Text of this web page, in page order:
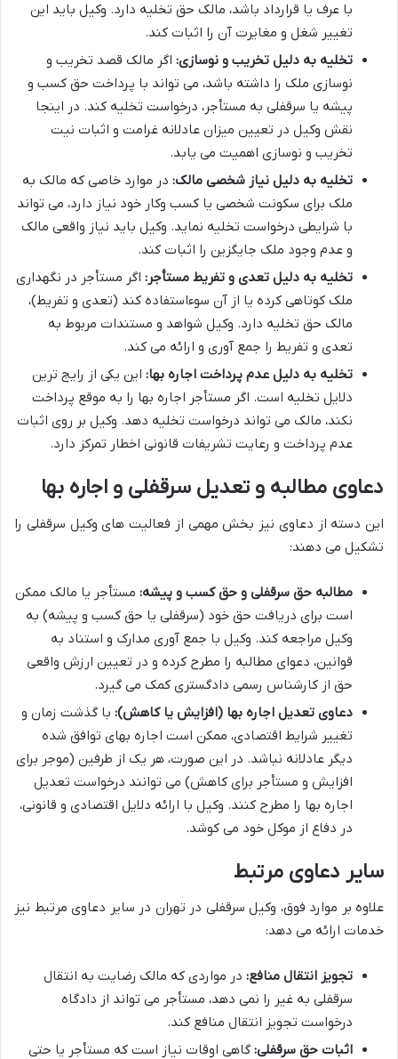
با عرف یا قرارداد باشد، مالک حق تخلیه دارد. وکیل باید این
تغییر شغل و مغایرت آن را اثبات کند.
تخلیه به دلیل تخریب و نوسازی: اگر مالک قصد تخریب و
نوسازی ملک را داشته باشد، می تواند با پرداخت حق کسب و
پیشه یا سرقفلی به مستأجر، درخواست تخلیه کند. در اینجا
نقش وکیل در تعیین میزان عادلانه غرامت و اثبات نیت
تخریب و نوسازی اهمیت می یابد.
تخلیه به دلیل نیاز شخصی مالک: در موارد خاصی که مالک به
ملک برای سکونت شخصی یا کسب وکار خود نیاز دارد، می تواند
با شرایطی درخواست تخلیه نماید. وکیل باید نیاز واقعی مالک
و عدم وجود ملک جایگزین را اثبات کند.
تخلیه به دلیل تعدی و تفریط مستأجر: اگر مستأجر در نگهداری
ملک کوتاهی کرده یا از آن سوءاستفاده کند (تعدی و تفریط)،
مالک حق تخلیه دارد. وکیل شواهد و مستندات مربوط به
تعدی و تفریط را جمع آوری و ارائه می کند.
تخلیه به دلیل عدم پرداخت اجاره بها: این یکی از رایج ترین
دلایل تخلیه است. اگر مستأجر اجاره بها را به موقع پرداخت
نکند، مالک می تواند درخواست تخلیه دهد. وکیل بر روی اثبات
عدم پرداخت و رعایت تشریفات قانونی اخطار تمرکز دارد.
دعاوی مطالبه و تعدیل سرقفلی و اجاره بها
این دسته از دعاوی نیز بخش مهمی از فعالیت های وکیل سرقفلی را
تشکیل می دهند:
مطالبه حق سرقفلی و حق کسب و پیشه: مستأجر یا مالک ممکن
است برای دریافت حق خود (سرقفلی یا حق کسب و پیشه) به
وکیل مراجعه کند. وکیل با جمع آوری مدارک و استناد به
قوانین، دعوای مطالبه را مطرح کرده و در تعیین ارزش واقعی
حق از کارشناس رسمی دادگستری کمک می گیرد.
دعاوی تعدیل اجاره بها (افزایش یا کاهش): با گذشت زمان و
تغییر شرایط اقتصادی، ممکن است اجاره بهای توافق شده
دیگر عادلانه نباشد. در این صورت، هر یک از طرفین (موجر برای
افزایش و مستأجر برای کاهش) می توانند درخواست تعدیل
اجاره بها را مطرح کنند. وکیل با ارائه دلایل اقتصادی و قانونی،
در دفاع از موکل خود می کوشد.
سایر دعاوی مرتبط
علاوه بر موارد فوق، وکیل سرقفلی در تهران در سایر دعاوی مرتبط نیز
خدمات ارائه می دهد:
تجویز انتقال منافع: در مواردی که مالک رضایت به انتقال
سرقفلی به غیر را نمی دهد، مستأجر می تواند از دادگاه
درخواست تجویز انتقال منافع کند.
اثبات حق سرقفلی: گاهی اوقات نیاز است که مستأجر یا حتی